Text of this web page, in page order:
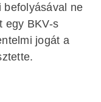
befolyásával ne
egy BKV-s
jogát a